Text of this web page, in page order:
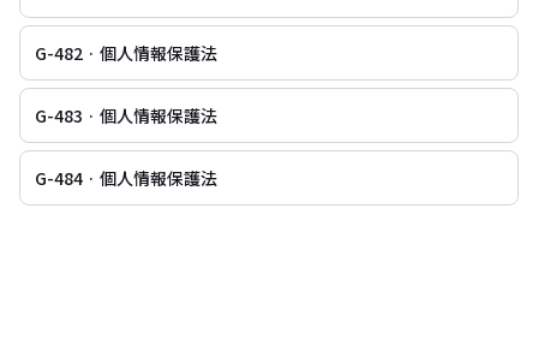
G-482 · 個人情報保護法
G-483 · 個人情報保護法
G-484 · 個人情報保護法